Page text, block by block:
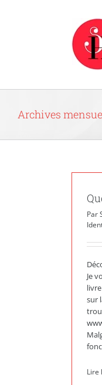
Archives
Par
Je
sur
Lire